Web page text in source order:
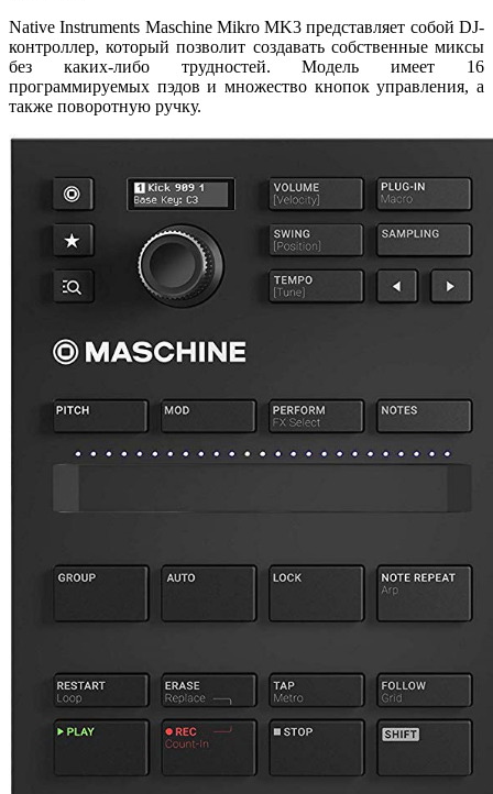
Native Instruments Maschine Mikro MK3 представляет собой DJ-
контроллер, который позволит создавать собственные миксы
без каких-либо трудностей. Модель имеет 16
программируемых пэдов и множество кнопок управления, а
также поворотную ручку.